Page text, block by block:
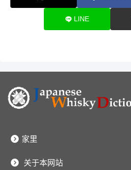
LINE
家里
关于本网站